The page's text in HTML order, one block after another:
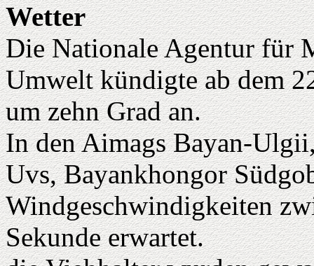
Wetter
Die Nationale Agentur für
Umwelt kündigte ab dem
um zehn Grad an.
In den Aimags Bayan-
Uvs, Bayankhongor
Windgeschwindigkeiten
Sekunde erwartet.